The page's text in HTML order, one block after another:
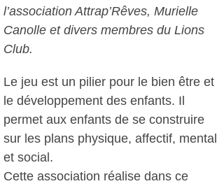
l’association Attrap’Rêves, Murielle
Canolle et divers membres du Lions
Club.
Le jeu est un pilier pour le bien être et
le développement des enfants. Il
permet aux enfants de se construire
sur les plans physique, affectif, mental
et social.
Cette association réalise dans ce